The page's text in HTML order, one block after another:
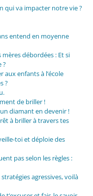
qui va impacter notre vie ?
entend en moyenne
débordées : Et si
?
aux enfants à l’école
?
de briller !
diamant en devenir !
à briller à travers tes
toi et déploie des
pas selon les règles :
agressives, voilà